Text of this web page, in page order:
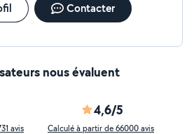
Contacter
nous évaluent
avis
4,6/5
Calculé à partir de 66000 avis